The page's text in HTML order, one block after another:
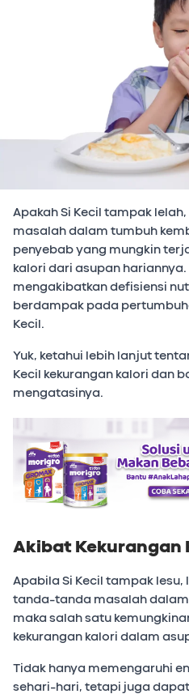
Apakah Si Kecil tampak
masalah dalam tumbuh
penyebab yang mungkin
kalori dari asupan
mengakibatkan defisiensi
berdampak pada
Kecil.
Yuk, ketahui lebih lanjut
Kecil kekurangan kalori dan
mengatasinya.
Akibat Kekurangan
Apabila Si Kecil tampak
tanda-tanda masalah
maka salah satu
kekurangan kalori dalam
Tidak hanya memengaruhi
sehari-hari, tetapi juga